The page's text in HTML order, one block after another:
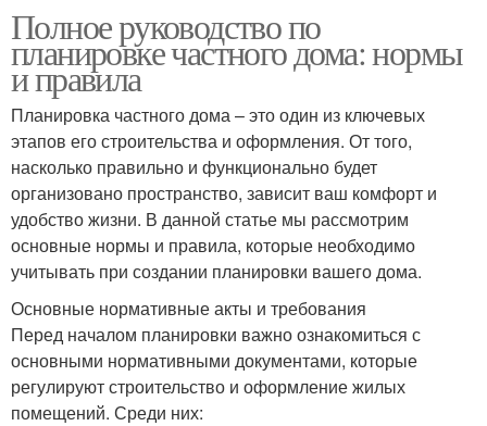
Полное руководство по
планировке частного дома: нормы
и правила
Планировка частного дома – это один из ключевых
этапов его строительства и оформления. От того,
насколько правильно и функционально будет
организовано пространство, зависит ваш комфорт и
удобство жизни. В данной статье мы рассмотрим
основные нормы и правила, которые необходимо
учитывать при создании планировки вашего дома.
Основные нормативные акты и требования
Перед началом планировки важно ознакомиться с
основными нормативными документами, которые
регулируют строительство и оформление жилых
помещений. Среди них: